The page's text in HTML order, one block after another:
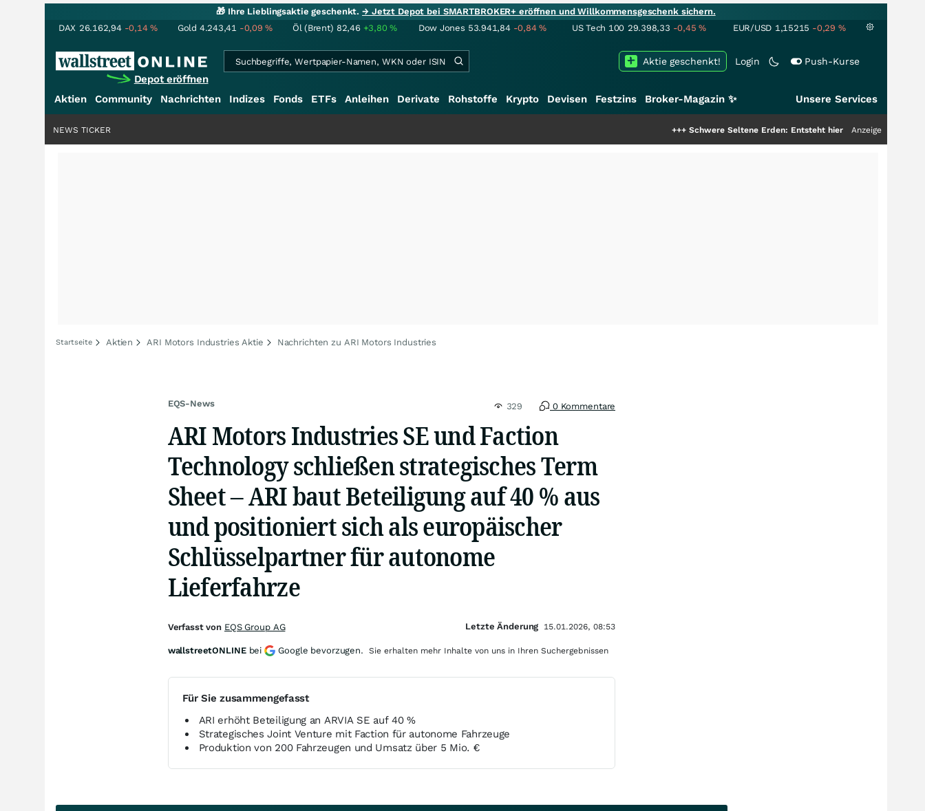
🎁 Ihre Lieblingsaktie geschenkt.→ Jetzt Depot bei SMARTBROKER+ eröffnen und Willkommensgeschenk sichern.
DAX 26.162,94 -0,14% Gold 4.243,41 -0,09% Öl (Brent) 82,46 +3,80% Dow Jones 53.941,84 -0,84% US Tech 100 29.398,33 -0,45% EUR/USD 1,15215 -0,29 %
Depot eröffnen
Login Push-Kurse
Aktie geschenkt!
Aktien Community Nachrichten Indizes Fonds ETFs Anleihen Derivate Rohstoffe Krypto Devisen Festzins Broker-Magazin ✨ Unsere Services
Schwere Seltene Erden: Entsteht hier die nächste Milliardenstory?
Anzeige
NEWS TICKER
Startseite Aktien ARI Motors Industries Aktie Nachrichten zu ARI Motors Industries
EQS-News 329 0 Kommentare
ARI Motors Industries SE und Faction
Technology schließen strategisches Term
Sheet – ARI baut Beteiligung auf 40 % aus
und positioniert sich als europäischer
Schlüsselpartner für autonome
Lieferfahrze
Für Sie zusammengefasst
ARI erhöht Beteiligung an ARVIA SE auf 40 %
Strategisches Joint Venture mit Faction für autonome Fahrzeuge
Produktion von 200 Fahrzeugen und Umsatz über 5 Mio. €
Verfasst von EQS Group AG Letzte Änderung 15.01.2026, 08:53
wallstreetONLINE bei Google bevorzugen. Sie erhalten mehr Inhalte von uns in Ihren Suchergebnissen